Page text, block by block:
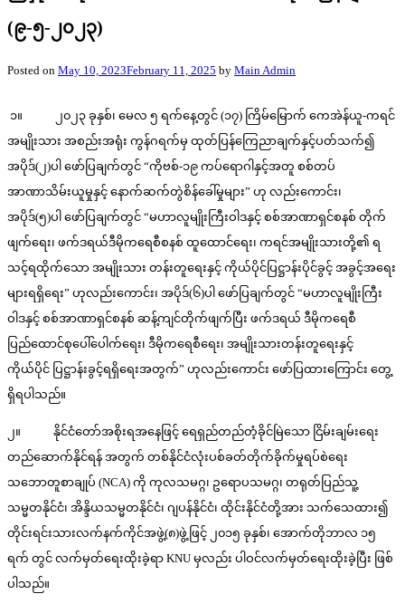
(၉-၅-၂၀၂၃)
Posted on May 10, 2023February 11, 2025 by Main Admin
၁။ ၂၀၂၃ ခုနှစ်၊ မေလ ၅ ရက်နေ့တွင် (၁၇) ကြိမ်မြောက် ကေအဲန်ယူ-ကရင်
အမျိုးသား အစည်းအရုံး ကွန်ဂရက်မှ ထုတ်ပြန်ကြေညာချက်နှင့်ပတ်သက်၍
အပိုဒ်(၂)ပါ ဖော်ပြချက်တွင် “ကိုဗစ်-၁၉ ကပ်ရောဂါနှင့်အတူ စစ်တပ်
အာဏာသိမ်းယူမှုနှင့် နောက်ဆက်တွဲစိန်ခေါ်မှုများ” ဟု လည်းကောင်း၊
အပိုဒ်(၅)ပါ ဖော်ပြချက်တွင် “မဟာလူမျိုးကြီးဝါဒနှင့် စစ်အာဏာရှင်စနစ် တိုက်
ဖျက်ရေး၊ ဖက်ဒရယ်ဒီမိုကရေစီစနစ် ထူထောင်ရေး၊ ကရင်အမျိုးသားတို့၏ ရ
သင့်ရထိုက်သော အမျိုးသား တန်းတူရေးနှင့် ကိုယ်ပိုင်ပြဋ္ဌာန်းပိုင်ခွင့် အခွင့်အရေး
များရရှိရေး” ဟုလည်းကောင်း၊ အပိုဒ်(၆)ပါ ဖော်ပြချက်တွင် “မဟာလူမျိုးကြီး
ဝါဒနှင့် စစ်အာဏာရှင်စနစ် ဆန့်ကျင်တိုက်ဖျက်ပြီး ဖက်ဒရယ် ဒီမိုကရေစီ
ပြည်ထောင်စုပေါ်ပေါက်ရေး၊ ဒီမိုကရေစီရေး၊ အမျိုးသားတန်းတူရေးနှင့်
ကိုယ်ပိုင် ပြဋ္ဌာန်းခွင့်ရရှိရေးအတွက်” ဟုလည်းကောင်း ဖော်ပြထားကြောင်း တွေ့
ရှိရပါသည်။
၂။ နိုင်ငံတော်အစိုးရအနေဖြင့် ရေရှည်တည်တံ့ခိုင်မြဲသော ငြိမ်းချမ်းရေး
တည်ဆောက်နိုင်ရန် အတွက် တစ်နိုင်ငံလုံးပစ်ခတ်တိုက်ခိုက်မှုရပ်စဲရေး
သဘောတူစာချုပ် (NCA) ကို ကုလသမဂ္ဂ၊ ဥရောပသမဂ္ဂ၊ တရုတ်ပြည်သူ့
သမ္မတနိုင်ငံ၊ အိန္ဒိယသမ္မတနိုင်ငံ၊ ဂျပန်နိုင်ငံ၊ ထိုင်းနိုင်ငံတို့အား သက်သေထား၍
တိုင်းရင်းသားလက်နက်ကိုင်အဖွဲ့(၈)ဖွဲ့ဖြင့် ၂၀၁၅ ခုနှစ်၊ အောက်တိုဘာလ ၁၅
ရက် တွင် လက်မှတ်ရေးထိုးခဲ့ရာ KNU မှလည်း ပါဝင်လက်မှတ်ရေးထိုးခဲ့ပြီး ဖြစ်
ပါသည်။